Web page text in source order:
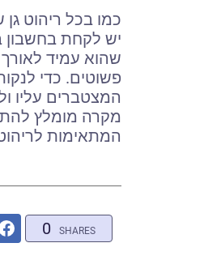
כמו בכל ריהוט
יש לקחת בחשבון
שהוא עמיד
פשוטים. כדי
המצטברים עליו
מקרה מומלץ
המתאימות
0 SHARES